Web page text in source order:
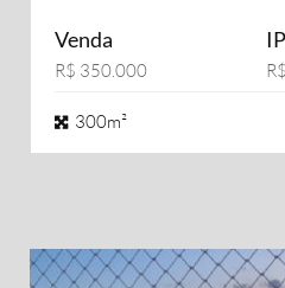
Venda
R$ 350.000
300m²